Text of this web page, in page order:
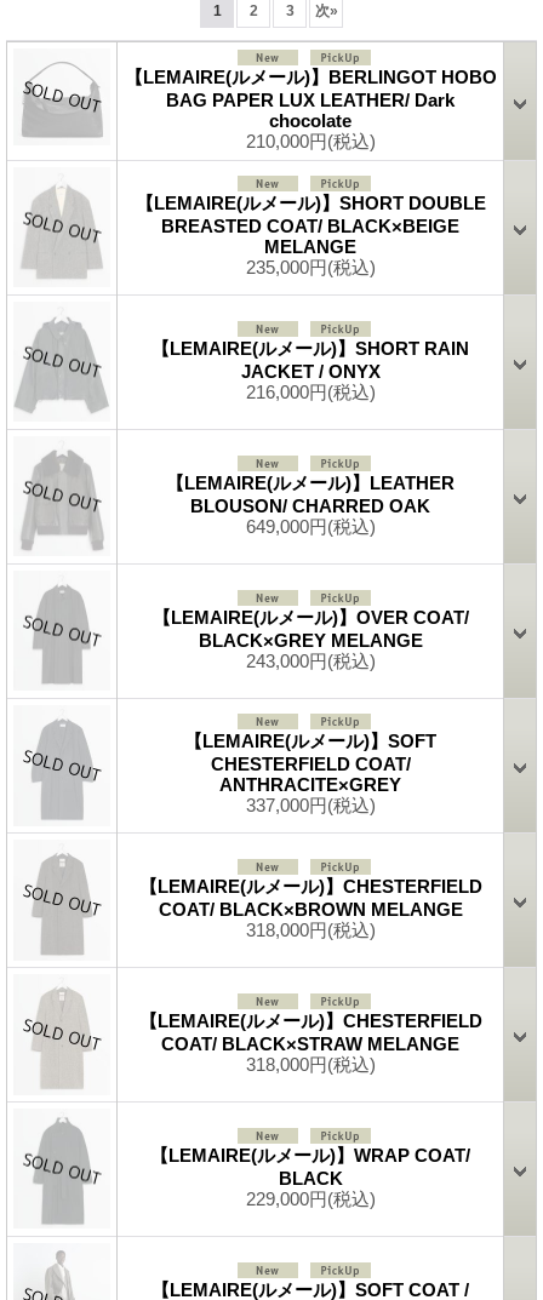
1 2 3 次»
【LEMAIRE(ルメール)】BERLINGOT HOBO
BAG PAPER LUX LEATHER/ Dark
chocolate
210,000円(税込)
【LEMAIRE(ルメール)】SHORT DOUBLE
BREASTED COAT/ BLACK×BEIGE
MELANGE
235,000円(税込)
【LEMAIRE(ルメール)】SHORT RAIN
JACKET / ONYX
216,000円(税込)
【LEMAIRE(ルメール)】LEATHER
BLOUSON/ CHARRED OAK
649,000円(税込)
【LEMAIRE(ルメール)】OVER COAT/
BLACK×GREY MELANGE
243,000円(税込)
【LEMAIRE(ルメール)】SOFT
CHESTERFIELD COAT/
ANTHRACITE×GREY
337,000円(税込)
【LEMAIRE(ルメール)】CHESTERFIELD
COAT/ BLACK×BROWN MELANGE
318,000円(税込)
【LEMAIRE(ルメール)】CHESTERFIELD
COAT/ BLACK×STRAW MELANGE
318,000円(税込)
【LEMAIRE(ルメール)】WRAP COAT/
BLACK
229,000円(税込)
【LEMAIRE(ルメール)】SOFT COAT /